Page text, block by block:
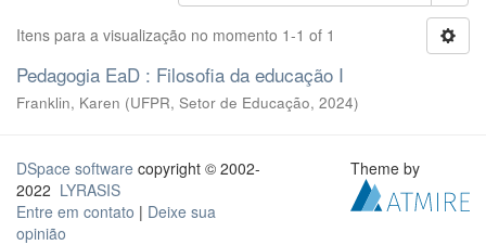
Itens para a visualização no momento 1-1 of 1
Pedagogia EaD : Filosofia da educação I
Franklin, Karen (UFPR, Setor de Educação, 2024)
DSpace software copyright © 2002-
2022 LYRASIS
Entre em contato | Deixe sua
opinião
Theme by